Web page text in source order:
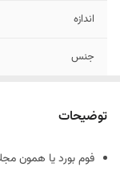
اندازه
جنس
توضیحات
فوم بورد یا همون